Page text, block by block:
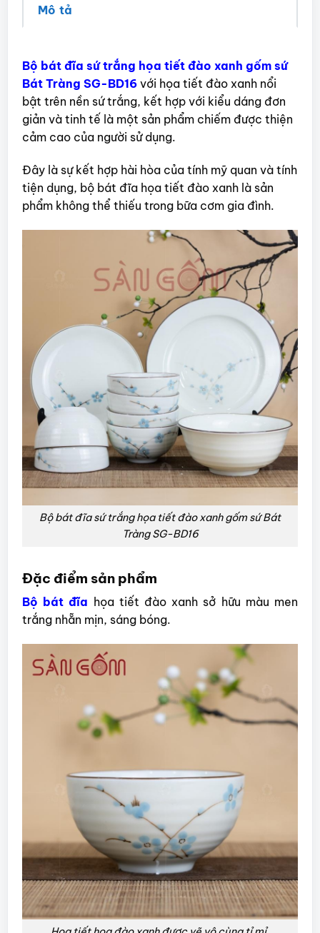
Mô tả
Bộ bát đĩa sứ trắng họa tiết đào xanh gốm sứ
Bát Tràng SG-BD16với họa tiết đào xanh nổi
bật trên nền sứ trắng, kết hợp với kiểu dáng đơn
giản và tinh tế là một sản phẩm chiếm được thiện
cảm cao của người sử dụng.
Đây là sự kết hợp hài hòa của tính mỹ quan và tính
tiện dụng, bộ bát đĩa họa tiết đào xanh là sản
phẩm không thể thiếu trong bữa cơm gia đình.
Bộ bát đĩa sứ trắng họa tiết đào xanh gốm sứ Bát
Tràng SG-BD16
Đặc điểm sản phẩm
Bộ bát đĩa họa tiết đào xanh sở hữu màu men
trắng nhẵn mịn, sáng bóng.